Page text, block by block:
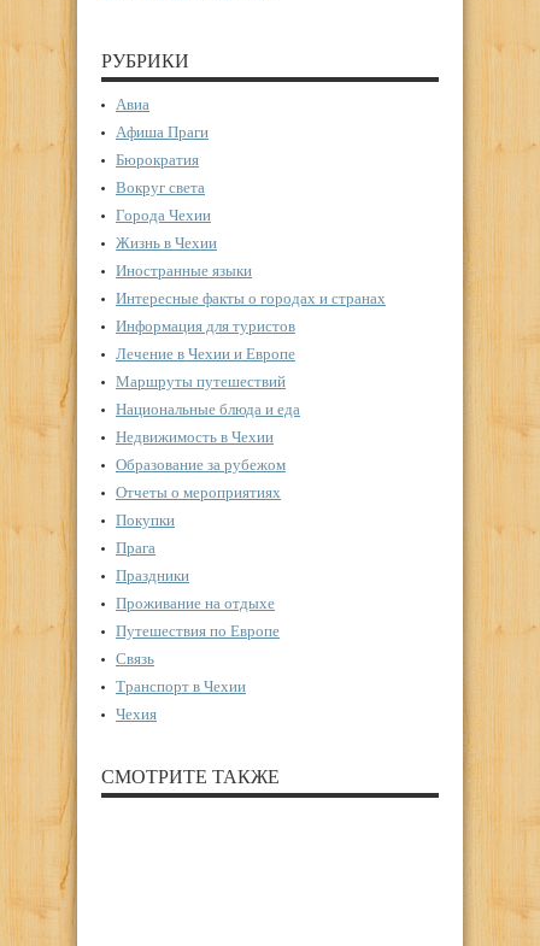
РУБРИКИ
Авиа
Афиша Праги
Бюрократия
Вокруг света
Города Чехии
Жизнь в Чехии
Иностранные языки
Интересные факты о городах и странах
Информация для туристов
Лечение в Чехии и Европе
Маршруты путешествий
Национальные блюда и еда
Недвижимость в Чехии
Образование за рубежом
Отчеты о мероприятиях
Покупки
Прага
Праздники
Проживание на отдыхе
Путешествия по Европе
Связь
Транспорт в Чехии
Чехия
СМОТРИТЕ ТАКЖЕ